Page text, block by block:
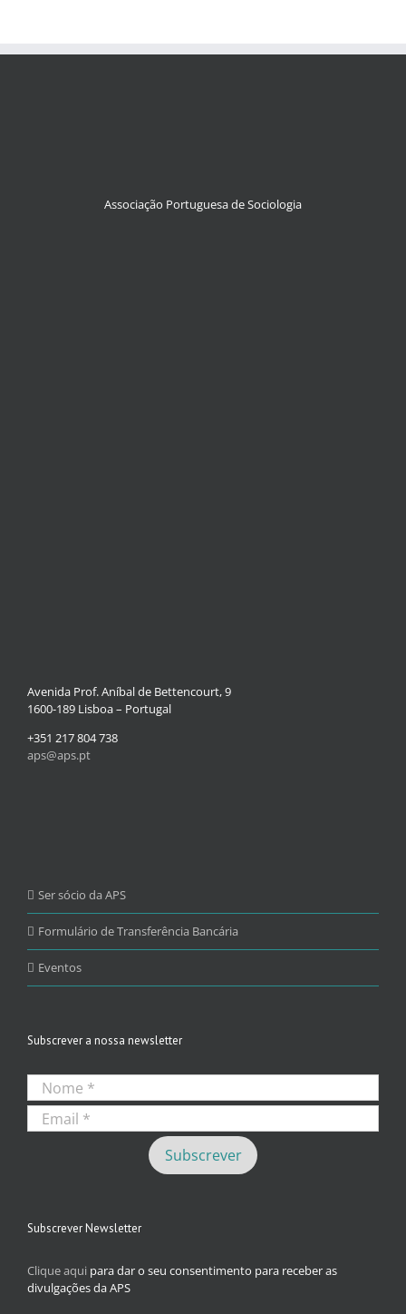
Associação Portuguesa de Sociologia
Avenida Prof. Aníbal de Bettencourt, 9
1600-189 Lisboa – Portugal
+351 217 804 738
aps@aps.pt
Ser sócio da APS
Formulário de Transferência Bancária
Eventos
Subscrever a nossa newsletter
Subscrever Newsletter
Clique aqui para dar o seu consentimento para receber as
divulgações da APS